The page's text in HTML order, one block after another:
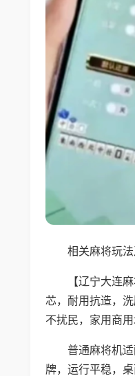
相关麻将玩
【辽宁大连
芯，耐用抗造，
不扰民，家用商
普通麻将机
牌，运行平稳，